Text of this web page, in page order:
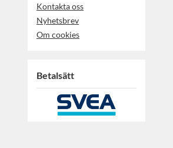
Kontakta oss
Nyhetsbrev
Om cookies
Betalsätt